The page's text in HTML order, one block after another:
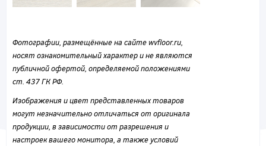
Фотографии, размещённые на сайте wvfloor.ru,
носят ознакомительный характер и не являются
публичной офертой, определяемой положениями
ст. 437 ГК РФ.
Изображения и цвет представленных товаров
могут незначительно отличаться от оригинала
продукции, в зависимости от разрешения и
настроек вашего монитора, а также условий